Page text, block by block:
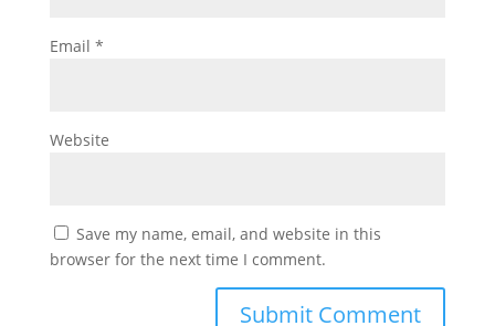
Email *
Website
Save my name, email, and website in this
browser for the next time I comment.